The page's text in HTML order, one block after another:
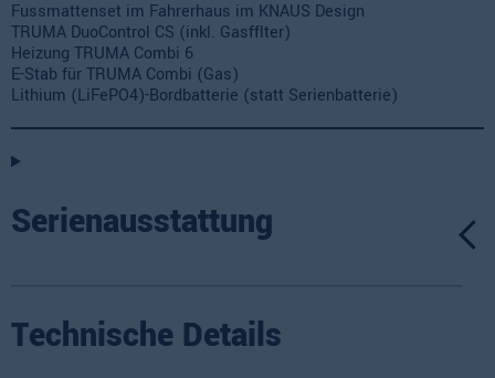
Fussmattenset im Fahrerhaus im KNAUS Design
TRUMA DuoControl CS (inkl. Gasfflter)
Heizung TRUMA Combi 6
E-Stab für TRUMA Combi (Gas)
Lithium (LiFePO4)-Bordbatterie (statt Serienbatterie)
Serienausstattung
Technische Details